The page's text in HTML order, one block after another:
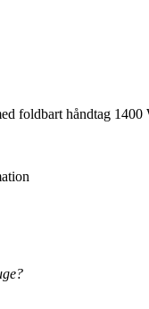
foldbart håndtag 1400